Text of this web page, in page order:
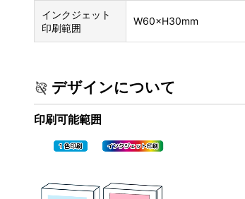
インクジェット
印刷範囲
W60×H30mm
デザインについて
印刷可能範囲